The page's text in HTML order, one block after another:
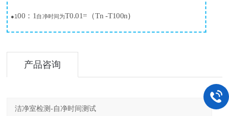
●100 ： 1 自净时间为T0.01= （Tn -T100n）
产品咨询